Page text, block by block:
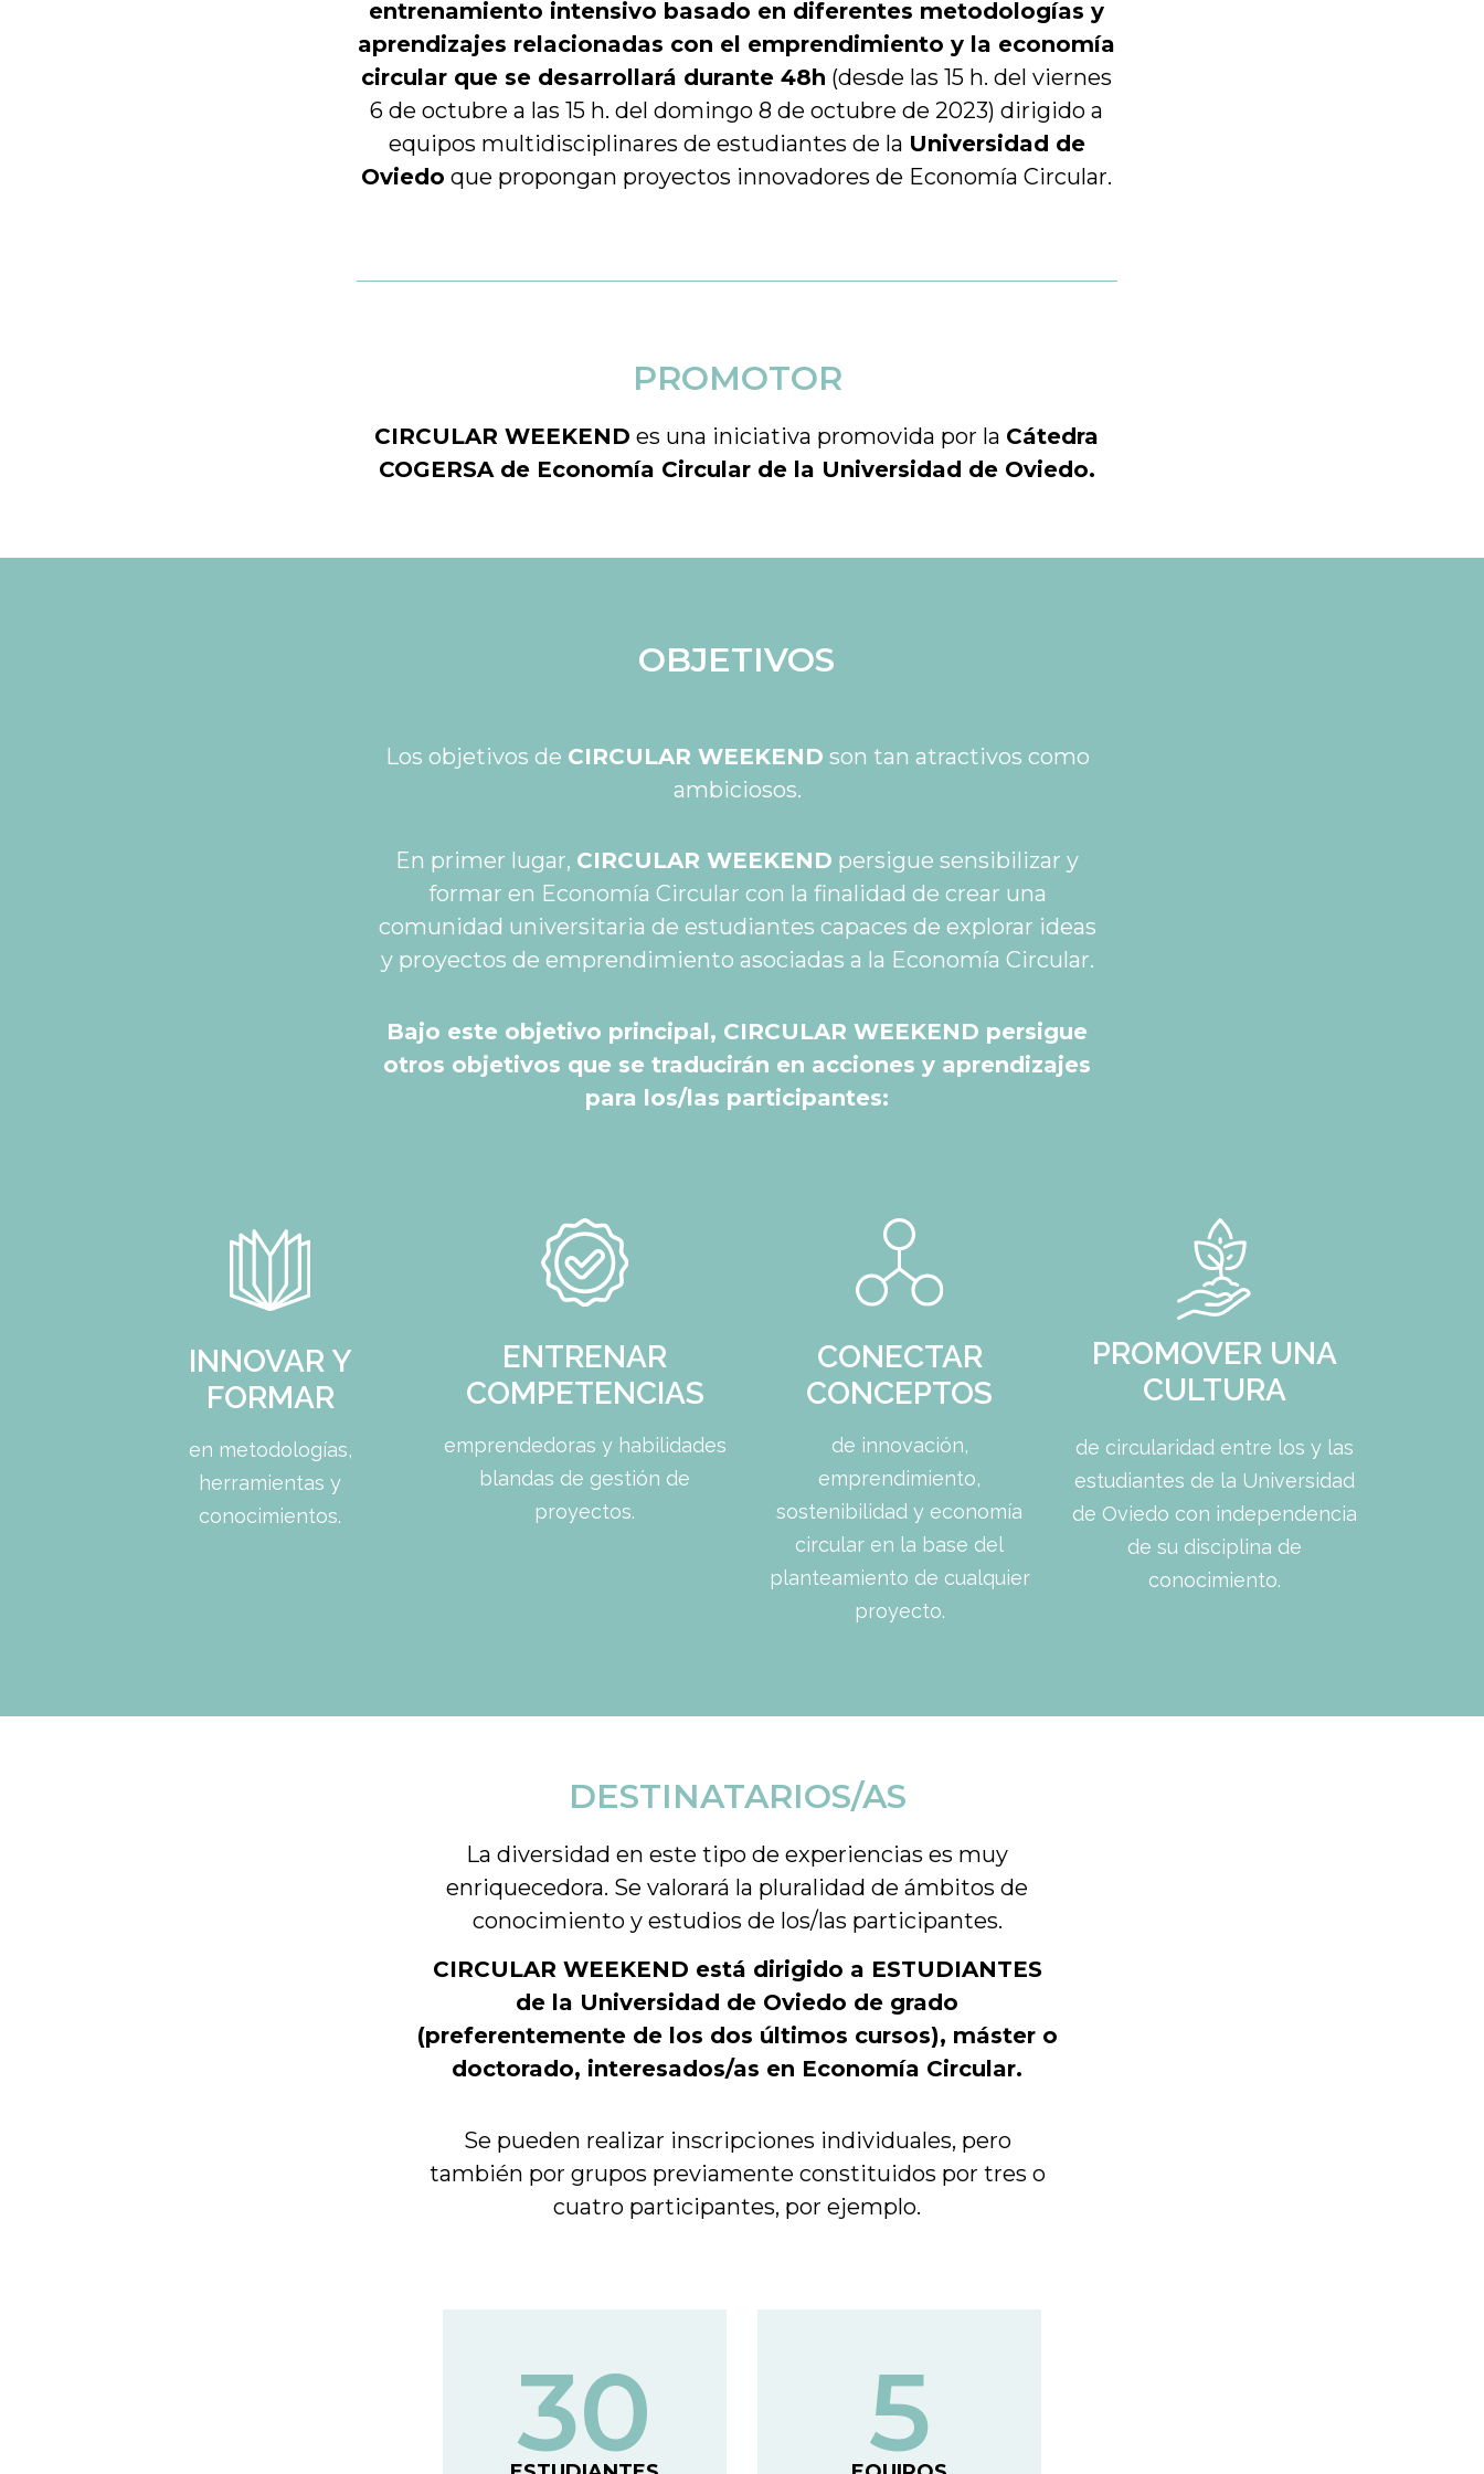
entrenamiento intensivo basado en diferentes metodologías y
aprendizajes relacionadas con el emprendimiento y la economía
circular que se desarrollará durante 48h (desde las 15 h. del viernes
6 de octubre a las 15 h. del domingo 8 de octubre de 2023) dirigido a
equipos multidisciplinares de estudiantes de la Universidad de
Oviedo que propongan proyectos innovadores de Economía Circular.
PROMOTOR
CIRCULAR WEEKEND es una iniciativa promovida por la Cátedra
COGERSA de Economía Circular de la Universidad de Oviedo.
OBJETIVOS
Los objetivos de CIRCULAR WEEKEND son tan atractivos como
ambiciosos.
En primer lugar, CIRCULAR WEEKEND persigue sensibilizar y
formar en Economía Circular con la finalidad de crear una
comunidad universitaria de estudiantes capaces de explorar ideas
y proyectos de emprendimiento asociadas a la Economía Circular.
Bajo este objetivo principal, CIRCULAR WEEKEND persigue
otros objetivos que se traducirán en acciones y aprendizajes
para los/las participantes:
INNOVAR Y
FORMAR
en metodologías,
herramientas y
conocimientos.
ENTRENAR
COMPETENCIAS
emprendedoras y habilidades
blandas de gestión de
proyectos.
CONECTAR
CONCEPTOS
de innovación,
emprendimiento,
sostenibilidad y economía
circular en la base del
planteamiento de cualquier
proyecto.
PROMOVER UNA
CULTURA
de circularidad entre los y las
estudiantes de la Universidad
de Oviedo con independencia
de su disciplina de
conocimiento.
DESTINATARIOS/AS
La diversidad en este tipo de experiencias es muy
enriquecedora. Se valorará la pluralidad de ámbitos de
conocimiento y estudios de los/las participantes.
CIRCULAR WEEKEND está dirigido a ESTUDIANTES
de la Universidad de Oviedo de grado
(preferentemente de los dos últimos cursos), máster o
doctorado, interesados/as en Economía Circular.
Se pueden realizar inscripciones individuales, pero
también por grupos previamente constituidos por tres o
cuatro participantes, por ejemplo.
30 5